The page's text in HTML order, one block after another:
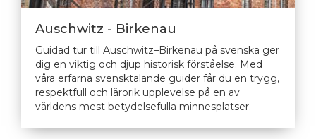
Auschwitz - Birkenau
Guidad tur till Auschwitz–Birkenau på svenska ger
dig en viktig och djup historisk förståelse. Med
våra erfarna svensktalande guider får du en trygg,
respektfull och lärorik upplevelse på en av
världens mest betydelsefulla minnesplatser.